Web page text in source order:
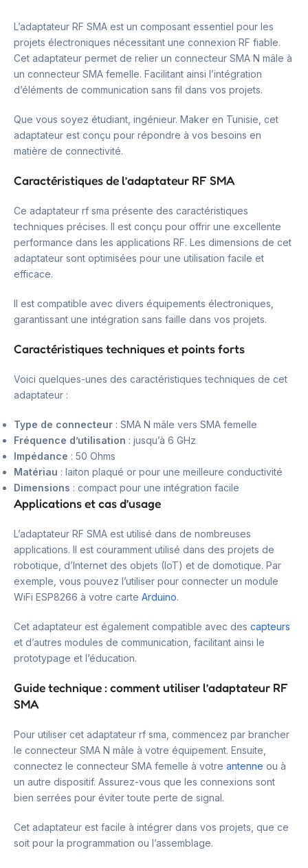
L’adaptateur RF SMA est un composant essentiel pour les
projets électroniques nécessitant une connexion RF fiable.
Cet adaptateur permet de relier un connecteur SMA N mâle à
un connecteur SMA femelle. Facilitant ainsi l’intégration
d’éléments de communication sans fil dans vos projets.
Que vous soyez étudiant, ingénieur. Maker en Tunisie, cet
adaptateur est conçu pour répondre à vos besoins en
matière de connectivité.
Caractéristiques de l’adaptateur RF SMA
Ce adaptateur rf sma présente des caractéristiques
techniques précises. Il est conçu pour offrir une excellente
performance dans les applications RF. Les dimensions de cet
adaptateur sont optimisées pour une utilisation facile et
efficace.
Il est compatible avec divers équipements électroniques,
garantissant une intégration sans faille dans vos projets.
Caractéristiques techniques et points forts
Voici quelques-unes des caractéristiques techniques de cet
adaptateur :
Type de connecteur : SMA N mâle vers SMA femelle
Fréquence d’utilisation : jusqu’à 6 GHz
Impédance : 50 Ohms
Matériau : laiton plaqué or pour une meilleure conductivité
Dimensions : compact pour une intégration facile
Applications et cas d’usage
L’adaptateur RF SMA est utilisé dans de nombreuses
applications. Il est couramment utilisé dans des projets de
robotique, d’Internet des objets (IoT) et de domotique. Par
exemple, vous pouvez l’utiliser pour connecter un module
WiFi ESP8266 à votre carte Arduino.
Cet adaptateur est également compatible avec des capteurs
et d’autres modules de communication, facilitant ainsi le
prototypage et l’éducation.
Guide technique : comment utiliser l’adaptateur RF
SMA
Pour utiliser cet adaptateur rf sma, commencez par brancher
le connecteur SMA N mâle à votre équipement. Ensuite,
connectez le connecteur SMA femelle à votre antenne ou à
un autre dispositif. Assurez-vous que les connexions sont
bien serrées pour éviter toute perte de signal.
Cet adaptateur est facile à intégrer dans vos projets, que ce
soit pour la programmation ou l’assemblage.